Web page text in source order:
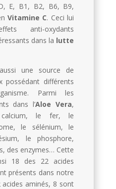
E, B1, B2, B6, B9,
Vitamine C. Ceci lui
anti-oxydants
dans la lutte
une source de
possédant différents
Parmi les
dans l’Aloe Vera,
le fer, le
le sélénium, le
le phosphore,
des enzymes… Cette
18 des 22 acides
présents dans notre
acides aminés, 8 sont